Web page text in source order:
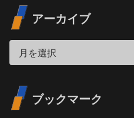
アーカイブ
ブックマーク